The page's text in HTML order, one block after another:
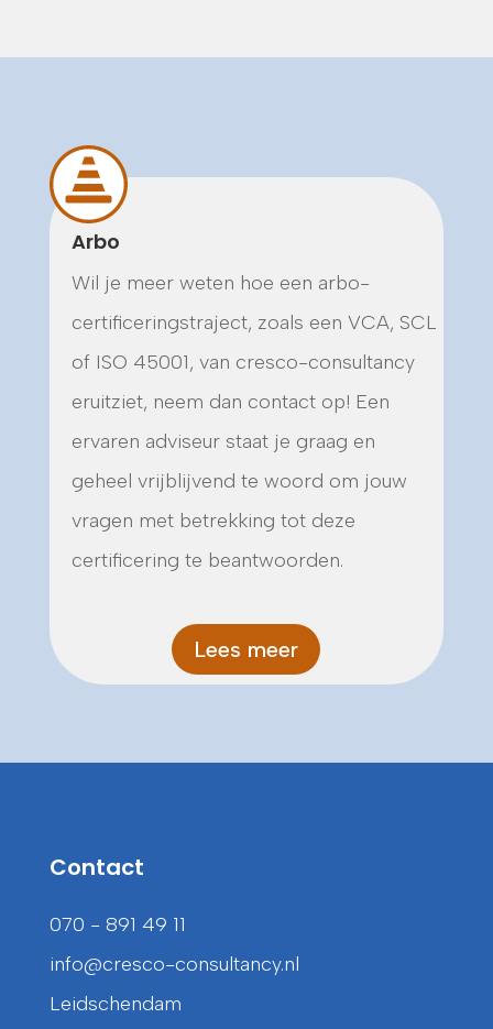
Arbo
Wil je meer weten hoe een arbo-
certificeringstraject, zoals een VCA, SCL
of ISO 45001, van cresco-consultancy
eruitziet, neem dan contact op! Een
ervaren adviseur staat je graag en
geheel vrijblijvend te woord om jouw
vragen met betrekking tot deze
certificering te beantwoorden.
Lees meer
Contact
070 - 891 49 11
info@cresco-consultancy.nl
Leidschendam